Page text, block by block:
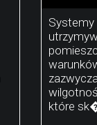
Systemy
które